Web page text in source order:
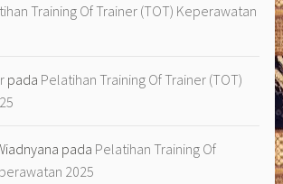
Training Of Trainer (TOT) Keperawatan
pada Pelatihan Training Of Trainer (TOT)
pada Pelatihan Training Of
2025